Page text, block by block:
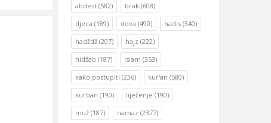
abdest (582) brak (608)
djeca (189) dova (490) hadis (340)
hadždž (207) hajz (222)
hidžab (187) islam (353)
kako postupiti (236) kur'an (580)
kurban (190) liječenje (190)
muž (187) namaz (2377)